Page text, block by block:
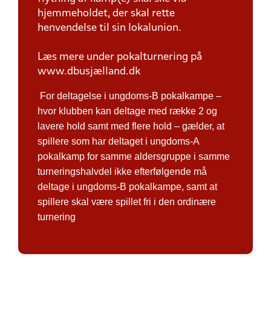
hjemmeholdet, der skal rette
henvendelse til sin lokalunion.
Læs mere under pokalturnering på
www.dbusjælland.dk
For deltagelse i ungdoms-B pokalkampe –
hvor klubben kan deltage med række 2 og
lavere hold samt med flere hold – gælder, at
spillere som har deltaget i ungdoms-A
pokalkamp for samme aldersgruppe i samme
turneringshalvdel ikke efterfølgende må
deltage i ungdoms-B pokalkampe, samt at
spillere skal være spillet fri i den ordinære
turnering